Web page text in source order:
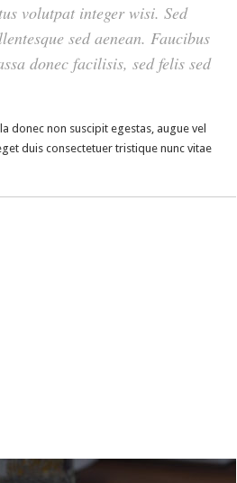
volutpat integer wisi. Sed
sed aenean. Faucibus
donec facilisis, sed felis sed
donec non suscipit egestas, augue vel
duis consectetuer tristique nunc vitae